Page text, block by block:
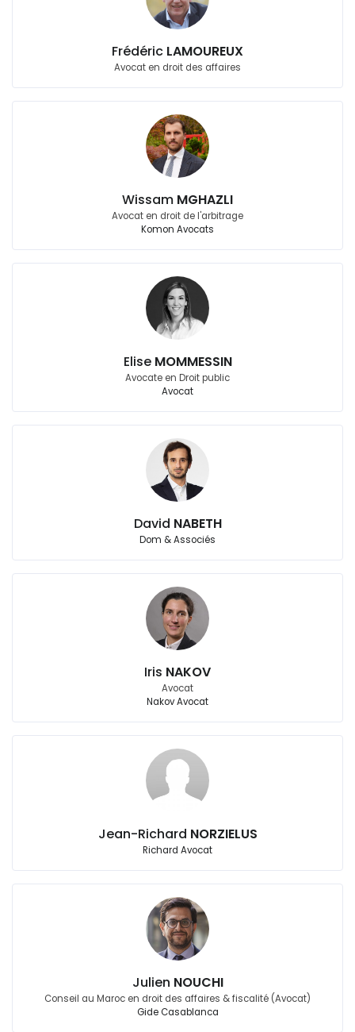
Frédéric LAMOUREUX
Avocat en droit des affaires
Wissam MGHAZLI
Avocat en droit de l'arbitrage
Komon Avocats
Elise MOMMESSIN
Avocate en Droit public
Avocat
David NABETH
Dom & Associés
Iris NAKOV
Avocat
Nakov Avocat
Jean-Richard NORZIELUS
Richard Avocat
Julien NOUCHI
Conseil au Maroc en droit des affaires & fiscalité (Avocat)
Gide Casablanca